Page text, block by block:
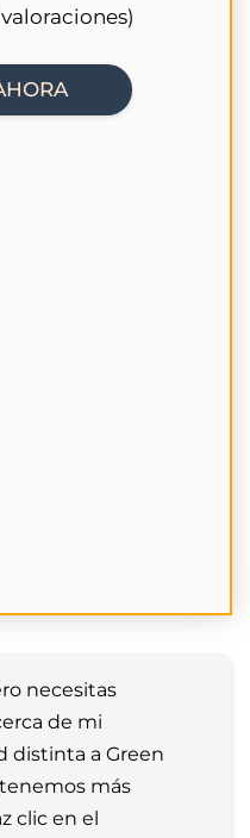
necesitas
de mi
distinta a Green
más
clic en el